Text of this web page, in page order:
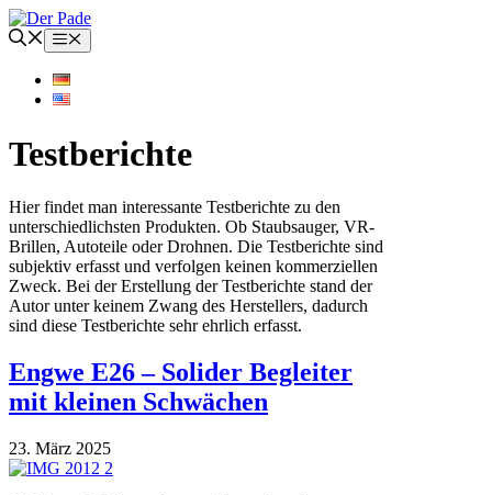
Zum
Inhalt
springen
Menü
Testberichte
Hier findet man interessante Testberichte zu den
unterschiedlichsten Produkten. Ob Staubsauger, VR-
Brillen, Autoteile oder Drohnen. Die Testberichte sind
subjektiv erfasst und verfolgen keinen kommerziellen
Zweck. Bei der Erstellung der Testberichte stand der
Autor unter keinem Zwang des Herstellers, dadurch
sind diese Testberichte sehr ehrlich erfasst.
Engwe E26 – Solider Begleiter
mit kleinen Schwächen
23. März 2025